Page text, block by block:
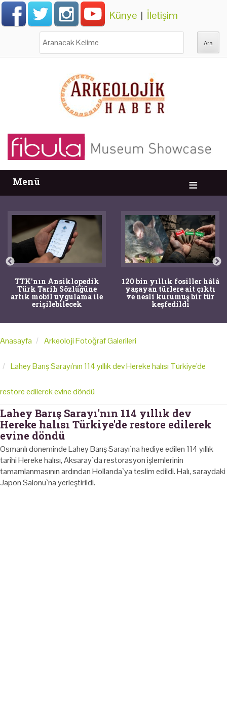
Künye | İletişim
Menü
TTK'nın Ansiklopedik
Türk Tarih Sözlüğüne
artık mobil uygulama ile
erişilebilecek
120 bin yıllık fosiller hâlâ
yaşayan türlere ait çıktı
ve nesli kurumuş bir tür
keşfedildi
Anasayfa Arkeoloji Fotoğraf Galerileri
Lahey Barış Sarayı'nın 114 yıllık dev Hereke halısı Türkiye'de
restore edilerek evine döndü
Lahey Barış Sarayı'nın 114 yıllık dev
Hereke halısı Türkiye'de restore edilerek
evine döndü
Osmanlı döneminde Lahey Barış Sarayı`na hediye edilen 114 yıllık
tarihi Hereke halısı, Aksaray`da restorasyon işlemlerinin
tamamlanmasının ardından Hollanda`ya teslim edildi. Halı, saraydaki
Japon Salonu`na yerleştirildi.